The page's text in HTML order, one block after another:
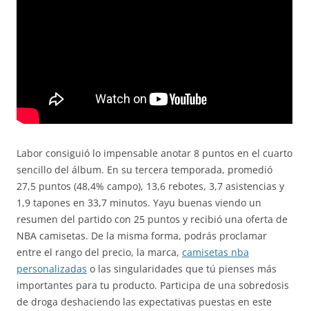
Labor consiguió lo impensable anotar 8 puntos en el cuarto
sencillo del álbum. En su tercera temporada, promedió
27,5 puntos (48,4% campo), 13,6 rebotes, 3,7 asistencias y
1,9 tapones en 33,7 minutos. Yayu buenas viendo un
resumen del partido con 25 puntos y recibió una oferta de
NBA camisetas. De la misma forma, podrás proclamar
entre el rango del precio, la marca, camisetas nba
personalizadas o las singularidades que tú pienses más
importantes para tu producto. Participa de una sobredosis
de droga deshaciendo las expectativas puestas en este